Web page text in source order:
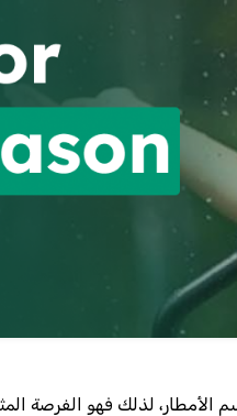
لذلك فهو الفرصة